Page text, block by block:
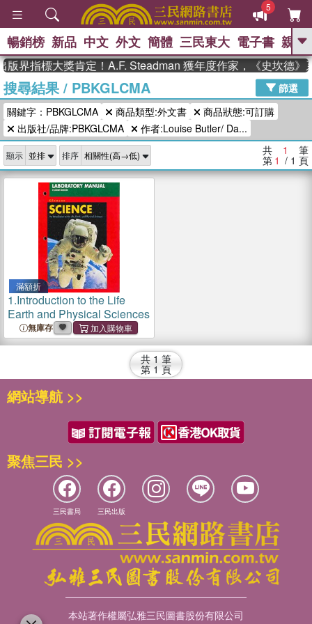
5
GO
熱搜： 高希均教授回憶錄
、 The Odyssey 、 父親節 、 如果歷
史是一群喵
、 暑期推薦 、 國際布克
獎 臺灣漫遊錄 、 方念華 、
登輝時代 、 數學女孩：黎曼猜想 、
偉大的迷走神經
暢銷榜 新品 中文 外文 簡體 三民東大 電子書 親子
版界指標大獎肯定！A.F. Steadman 獲年度作家，《史坎德》
搜尋結果/ PBKGLCMA
篩選
關鍵字：PBKGLCMA
商品類型:外文書
商品狀態:可訂購
出版社/品牌:PBKGLCMA
作者:Louise Butler/ Da...
顯示 排序 共 1 筆
第 1 / 1 頁
滿額折
1.Introduction to the Life
Earth and Physical Sciences
無庫存
共 1 筆
第 1 頁
網站導航 >>
聚焦三民 >>
三民書局 三民出版
本站著作權屬弘雅三民圖書股份有限公司